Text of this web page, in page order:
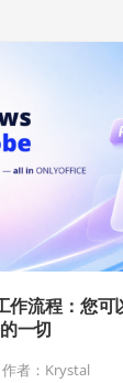
作流程：您可
一切
作者：Krystal